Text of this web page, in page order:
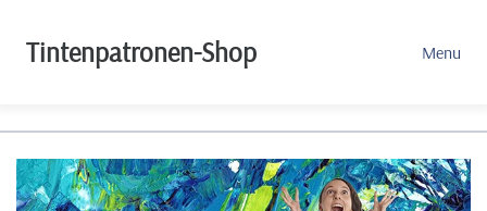
Tintenpatronen-Shop Menu